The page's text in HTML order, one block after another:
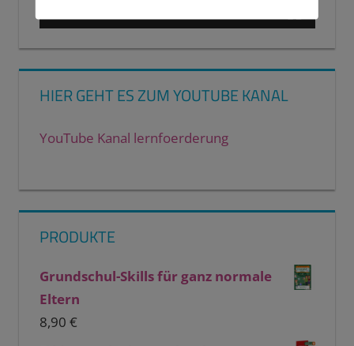
HIER GEHT ES ZUM YOUTUBE KANAL
YouTube Kanal lernfoerderung
PRODUKTE
Grundschul-Skills für ganz normale
Eltern
8,90 €